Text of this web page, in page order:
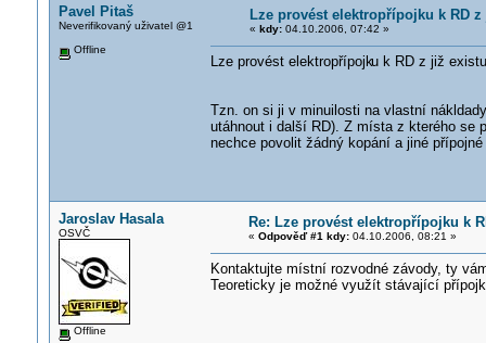
Pavel Pitaš
Neverifikovaný uživatel @1
Offline
Lze provést elektropřípojku k RD
« kdy:04.10.2006, 07:42 »
Lze provést elektropřípojku k RD z již
Tzn. on si ji v minuilosti na vlastní
utáhnout i další RD). Z místa z kterého se
nechce povolit žádný kopání a jiné
Jaroslav Hasala
OSVČ
Offline
Re: Lze provést elektropřípojku k
« Odpověď #1 kdy:04.10.2006, 08:21 »
Kontaktujte místní rozvodné závody, ty
Teoreticky je možné využít stávající